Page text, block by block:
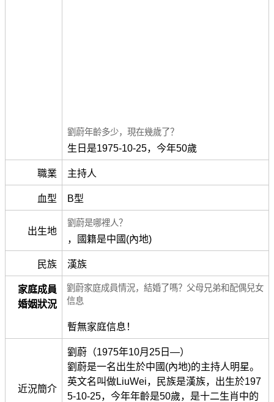
劉蔚年齡多少，現在幾歲了？
生日是1975-10-25，今年50歲
職業 主持人
血型 B型
出生地
劉蔚是哪裡人？
，國籍是中國(內地)
民族 漢族
家庭成員
婚姻狀況
劉蔚家庭成員情況，結婚了嗎？父母兄弟和配偶兒女
信息
暫無家庭信息！
近況簡介
劉蔚（1975年10月25日—）
劉蔚是一名出生於中國(內地)的主持人明星。
英文名叫做LiuWei，民族是漢族，出生於197
5-10-25，今年年齡是50歲，是十二生肖中的